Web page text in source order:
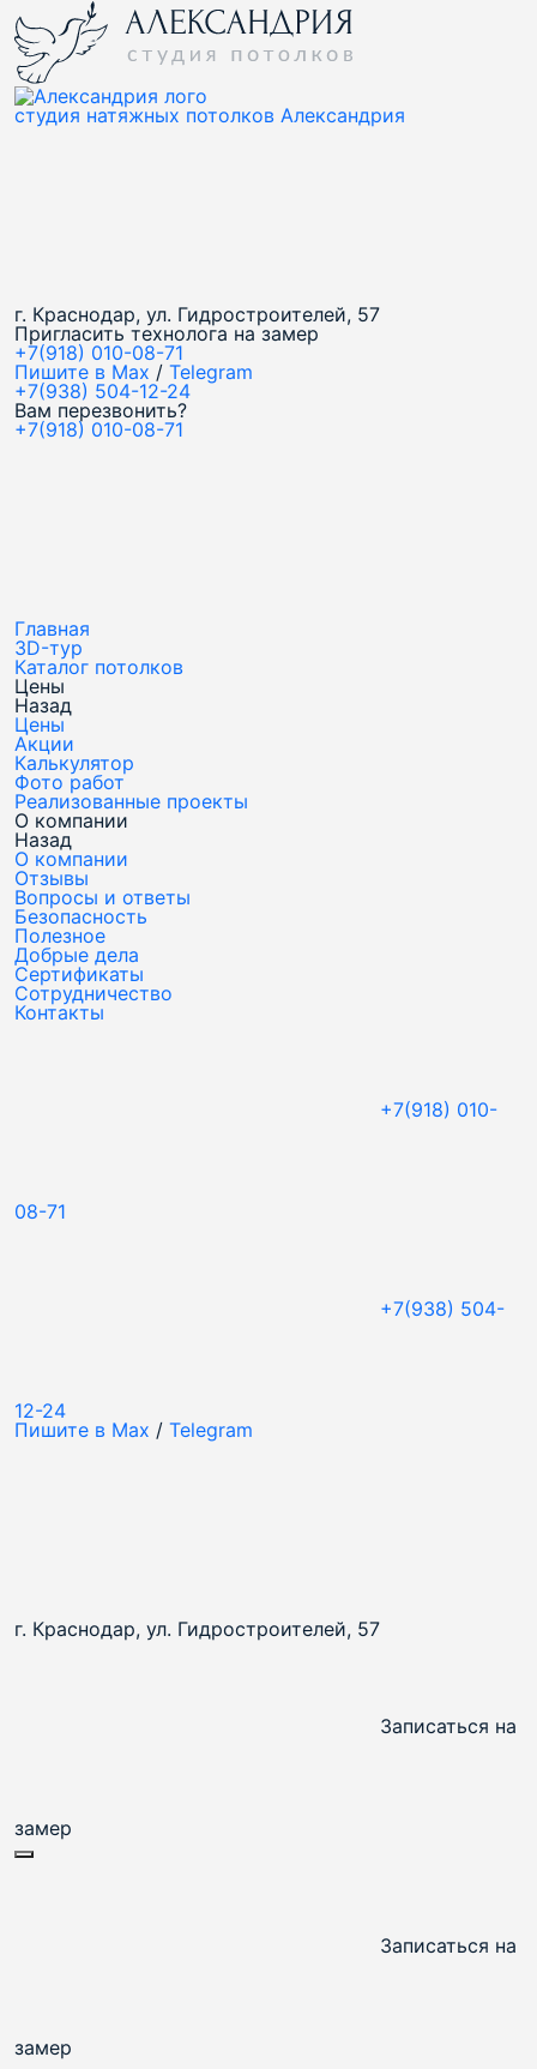
студия натяжных потолков Александрия
г. Краснодар, ул. Гидростроителей, 57
Пригласить технолога на замер
+7(918) 010-08-71
Пишите в Max / Telegram
+7(938) 504-12-24
Вам перезвонить?
+7(918) 010-08-71
Главная
3D-тур
Каталог потолков
Цены
Назад
Цены
Акции
Калькулятор
Фото работ
Реализованные проекты
О компании
Назад
О компании
Отзывы
Вопросы и ответы
Безопасность
Полезное
Добрые дела
Сертификаты
Сотрудничество
Контакты
+7(918) 010-
08-71
+7(938) 504-
12-24
Пишите в Max / Telegram
г. Краснодар, ул. Гидростроителей, 57
Записаться на
замер
Записаться на
замер